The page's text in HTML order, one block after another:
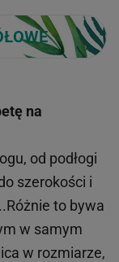
na
od podłogi
szerokości i
to bywa
w samym
w rozmiarze,